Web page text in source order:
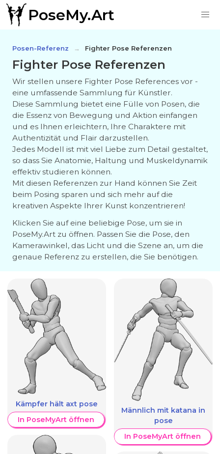
PoseMy.Art
Posen-Referenz Fighter Pose Referenzen
Fighter Pose Referenzen
Wir stellen unsere Fighter Pose References vor -
eine umfassende Sammlung für Künstler.
Diese Sammlung bietet eine Fülle von Posen, die
die Essenz von Bewegung und Aktion einfangen
und es Ihnen erleichtern, Ihre Charaktere mit
Authentizität und Flair darzustellen.
Jedes Modell ist mit viel Liebe zum Detail gestaltet,
so dass Sie Anatomie, Haltung und Muskeldynamik
effektiv studieren können.
Mit diesen Referenzen zur Hand können Sie Zeit
beim Posing sparen und sich mehr auf die
kreativen Aspekte Ihrer Kunst konzentrieren!
Klicken Sie auf eine beliebige Pose, um sie in
PoseMy.Art zu öffnen. Passen Sie die Pose, den
Kamerawinkel, das Licht und die Szene an, um die
genaue Referenz zu erstellen, die Sie benötigen.
Kämpfer hält axt pose
In PoseMyArt öffnen
Männlich mit katana in
pose
In PoseMyArt öffnen